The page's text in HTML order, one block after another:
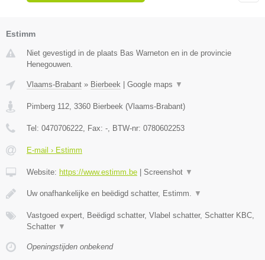
Estimm
Niet gevestigd in de plaats Bas Warneton en in de provincie
Henegouwen.
Vlaams-Brabant » Bierbeek Google maps ▼
Pimberg 112 3360 Bierbeek (Vlaams-Brabant)
Tel: 0470706222 , Fax: - , BTW-nr: 0780602253
E-mail › Estimm
Website: https://www.estimm.be Screenshot ▼
Uw onafhankelijke en beëdigd schatter, Estimm. ▼
Vastgoed expert, Beëdigd schatter, Vlabel schatter, Schatter KBC,
Schatter ▼
Openingstijden onbekend